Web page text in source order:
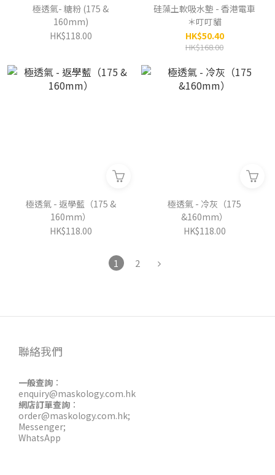
極透氣- 糖粉 (175 &
160mm)
HK$118.00
硅藻土軟吸水墊 - 香港電車
＊叮叮貓
HK$50.40
HK$168.00
極透氣 - 返學藍（175 &
160mm）
HK$118.00
極透氣 - 冷灰（175
&160mm）
HK$118.00
1 2
聯絡我們
一般查詢 ：
enquiry@maskology.com.hk
網店訂單查詢 ：
order@maskology.com.hk;
Messenger;
WhatsApp